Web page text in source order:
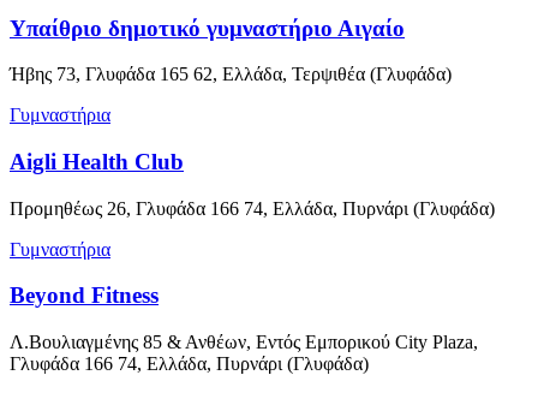
Υπαίθριο δημοτικό γυμναστήριο Αιγαίο
Ήβης 73, Γλυφάδα 165 62, Ελλάδα, Τερψιθέα (Γλυφάδα)
Γυμναστήρια
Aigli Health Club
Προμηθέως 26, Γλυφάδα 166 74, Ελλάδα, Πυρνάρι (Γλυφάδα)
Γυμναστήρια
Beyond Fitness
Λ.Βουλιαγμένης 85 & Ανθέων, Εντός Εμπορικού City Plaza,
Γλυφάδα 166 74, Ελλάδα, Πυρνάρι (Γλυφάδα)